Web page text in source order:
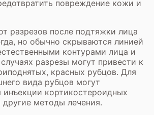
повреждение кожи и
разрезов после подтяжки лица
но обычно скрываются линией
контурами лица и
разрезы могут привести к
красных рубцов. Для
вида рубцов могут
инъекции кортикостероидных
другие методы лечения.